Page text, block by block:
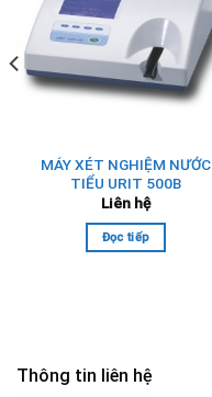
MÁY XÉT NGHIỆM NƯỚC
TIỂU URIT 500B
Liên hệ
Đọc tiếp
Thông tin liên hệ